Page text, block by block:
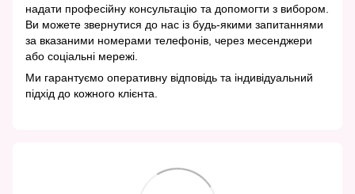
надати професійну консультацію та допомогти з вибором.
Ви можете звернутися до нас із будь-якими запитаннями
за вказаними номерами телефонів, через месенджери
або соціальні мережі.
Ми гарантуємо оперативну відповідь та індивідуальний
підхід до кожного клієнта.